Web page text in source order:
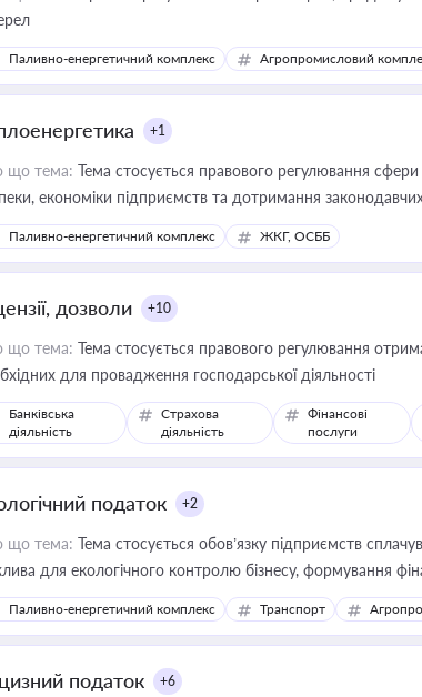
Паливно-енергетичний комплекс Агропромисловий
+1
що тема: Тема стосується правового регулювання
економіки підприємств та дотримання
Паливно-енергетичний комплекс ЖКГ, ОСББ
дозволи +10
що тема: Тема стосується правового регулювання
для провадження господарської діяльності
Банківська
діяльність
Страхова
діяльність
Фінансові
послуги
податок +2
що тема: Тема стосується обов’язку підприємств
для екологічного контролю бізнесу, формування
Паливно-енергетичний комплекс Транспорт
податок +6